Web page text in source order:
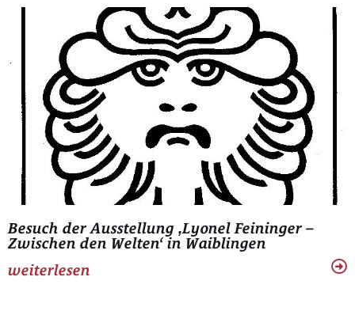
Besuch der Ausstellung ‚Lyonel Feininger –
Zwischen den Welten‘ in Waiblingen
weiterlesen